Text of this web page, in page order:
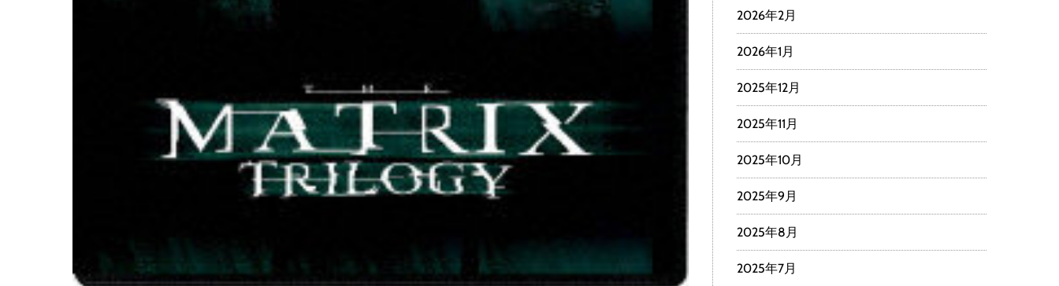
2026年2月
2026年1月
2025年12月
2025年11月
2025年10月
2025年9月
2025年8月
2025年7月